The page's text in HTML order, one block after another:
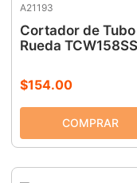
A21193
Cortador de Tubo
Rueda
$154.00